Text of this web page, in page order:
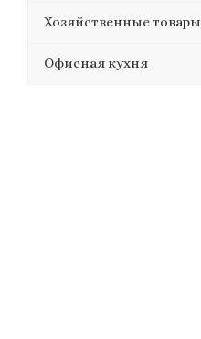
Хозяйственные товары
Офисная кухня